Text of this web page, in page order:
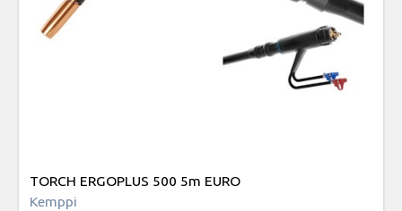
TORCH ERGOPLUS 500 5m EURO
Kemppi